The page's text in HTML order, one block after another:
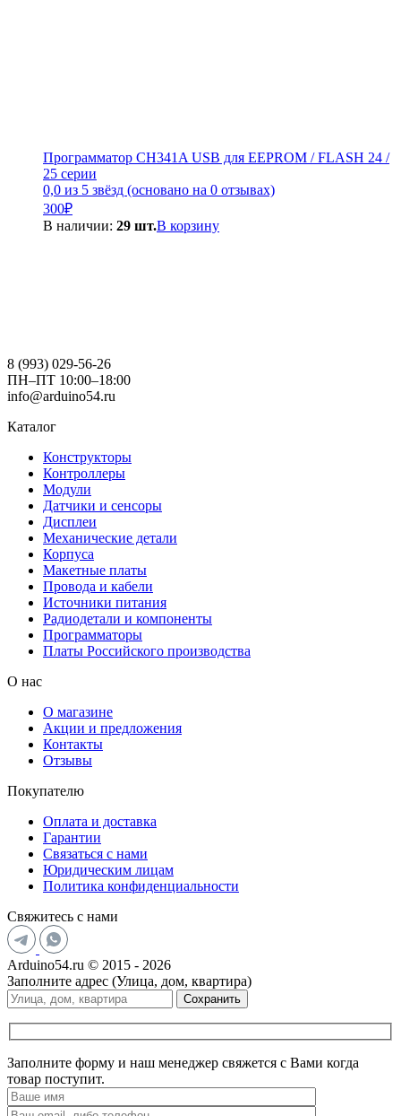
Программатор CH341A USB для EEPROM / FLASH 24 /
25 серии
0,0 из 5 звёзд (основано на 0 отзывах)
300₽
В наличии: 29 шт.В корзину
8 (993) 029-56-26
ПН–ПТ 10:00–18:00
info@arduino54.ru
Каталог
Конструкторы
Контроллеры
Модули
Датчики и сенсоры
Дисплеи
Механические детали
Корпуса
Макетные платы
Провода и кабели
Источники питания
Радиодетали и компоненты
Программаторы
Платы Российского производства
О нас
О магазине
Акции и предложения
Контакты
Отзывы
Покупателю
Оплата и доставка
Гарантии
Связаться с нами
Юридическим лицам
Политика конфиденциальности
Свяжитесь с нами
Arduino54.ru © 2015 - 2026
Заполните адрес (Улица, дом, квартира)
Сохранить
Заполните форму и наш менеджер свяжется с Вами когда
товар поступит.